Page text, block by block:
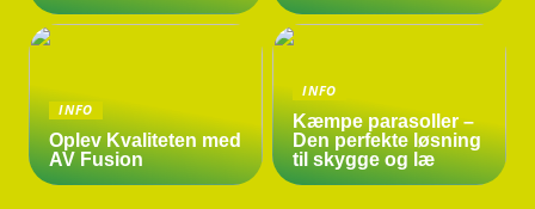
INFO
Oplev Kvaliteten med
AV Fusion
INFO
Kæmpe parasoller –
Den perfekte løsning
til skygge og læ